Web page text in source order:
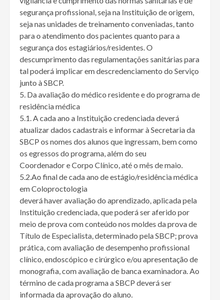
segurança profissional, seja na Instituição de origem,
seja nas unidades de treinamento conveniadas, tanto
para o atendimento dos pacientes quanto para a
segurança dos estagiários/residentes. O
descumprimento das regulamentações sanitárias para
tal poderá implicar em descredenciamento do Serviço
junto à SBCP.
5. Da avaliação do médico residente e do programa de
residência médica
5.1. A cada ano a Instituição credenciada deverá
atualizar dados cadastrais e informar à Secretaria da
SBCP os nomes dos alunos que ingressam, bem como
os egressos do programa, além do seu
Coordenador e Corpo Clínico, até o mês de maio.
5.2.Ao final de cada ano de estágio/residência médica
em Coloproctologia
deverá haver avaliação do aprendizado, aplicada pela
Instituição credenciada, que poderá ser aferido por
meio de prova com conteúdo nos moldes da prova de
Título de Especialista, determinado pela SBCP; prova
prática, com avaliação de desempenho profissional
clínico, endoscópico e cirúrgico e/ou apresentação de
monografia, com avaliação de banca examinadora. Ao
término de cada programa a SBCP deverá ser
informada da aprovação do aluno.